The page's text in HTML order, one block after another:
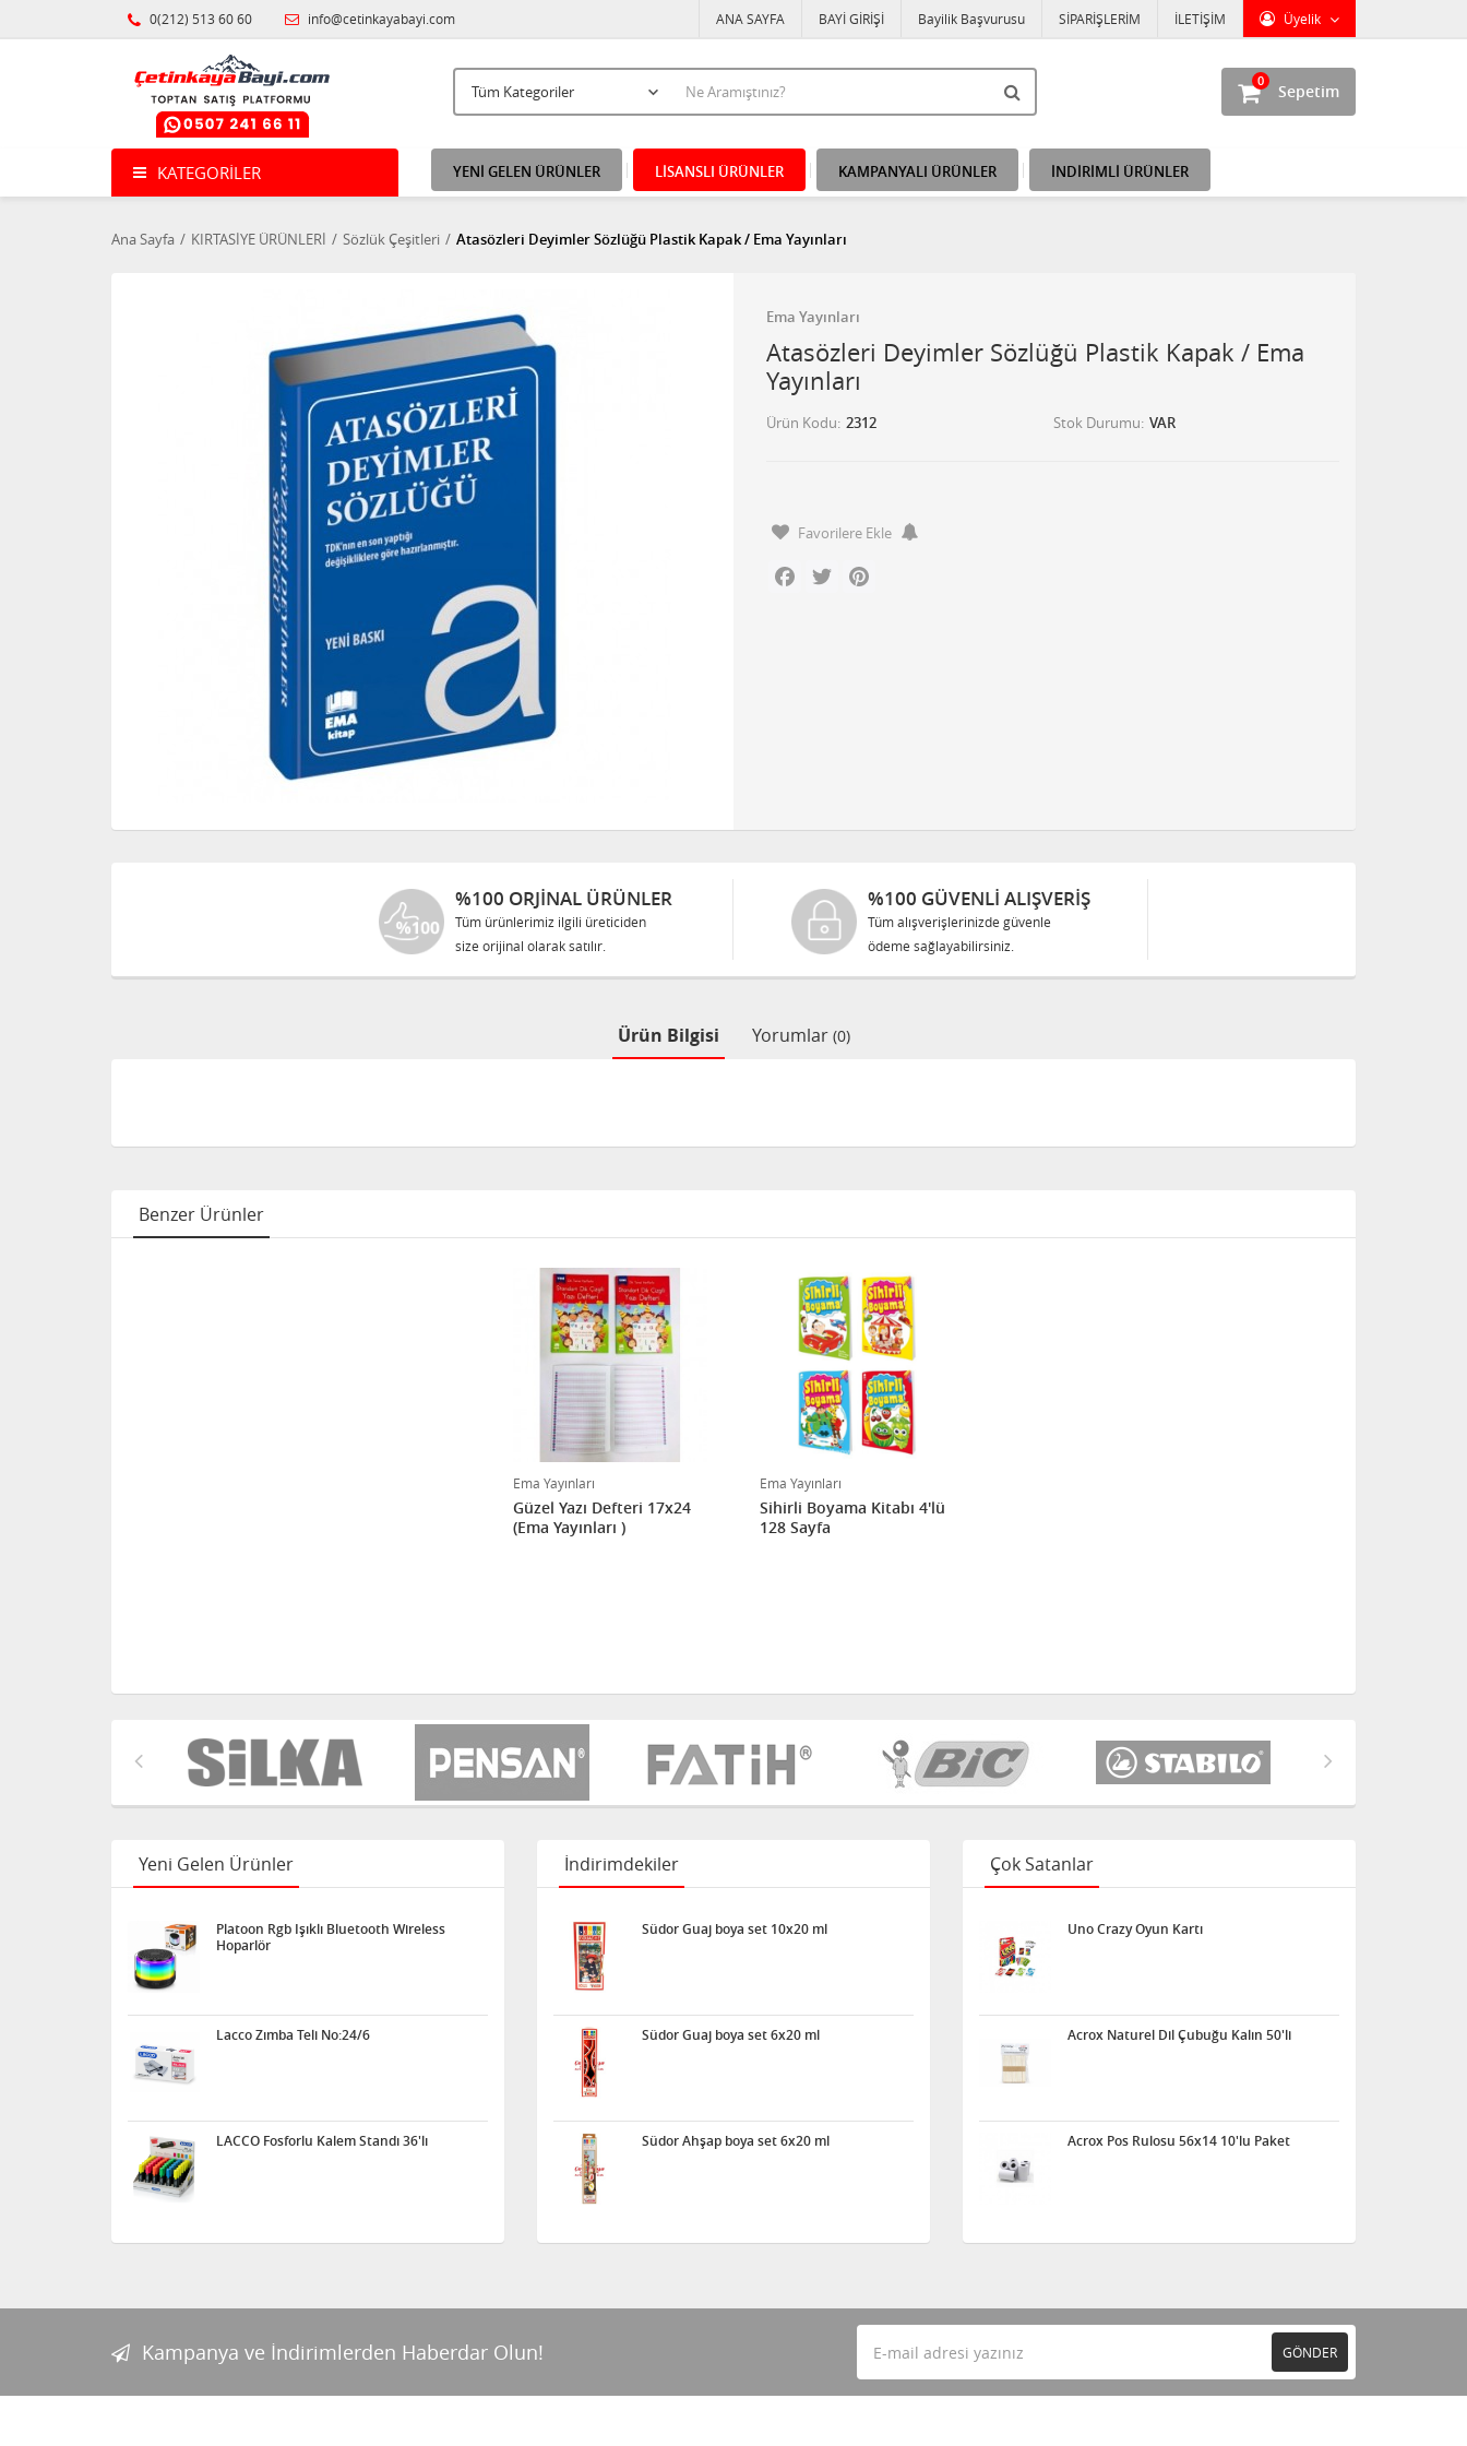
0(212) 513 60 60 info@cetinkayabayi.com Üyelik
ANA SAYFA BAYİ GİRİŞİ Bayilik Başvurusu SİPARİŞLERİM İLETİŞİM
Sepetim
0
KATEGORILER YENİ GELEN ÜRÜNLER LİSANSLI ÜRÜNLER KAMPANYALI ÜRÜNLER İNDİRİMLİ ÜRÜNLER
Ana Sayfa KIRTASİYE ÜRÜNLERİ Sözlük Çeşitleri Atasözleri Deyimler Sözlüğü Plastik Kapak / Ema Yayınları
Ema Yayınları
Atasözleri Deyimler Sözlüğü Plastik Kapak / Ema
Yayınları
Ürün Kodu 2312 Stok Durumu VAR
Favorilere Ekle
Facebook
Twitter
%100 ORJINAL ÜRÜNLER
Tüm ürünlerimiz ilgili üreticiden
size orijinal olarak satılır.
%100 GÜVENLİ ALIŞVERİŞ
Tüm alışverişlerinizde güvenle
ödeme sağlayabilirsiniz.
Ürün Bilgisi Yorumlar (0)
Benzer Ürünler
Ema Yayınları
Güzel Yazı Defteri 17x24
(Ema Yayınları )
Ema Yayınları
Sihirli Boyama Kitabı 4'lü
128 Sayfa
Yeni Gelen Ürünler
Platoon Rgb Işıklı Bluetooth Wireless
Hoparlör
Lacco Zımba Teli No:24/6
LACCO Fosforlu Kalem Standı 36'lı
İndirimdekiler
Südor Guaj boya set 10x20 ml
Südor Guaj boya set 6x20 ml
Südor Ahşap boya set 6x20 ml
Çok Satanlar
Uno Crazy Oyun Kartı
Acrox Naturel Dil Çubuğu Kalın 50'li
Acrox Pos Rulosu 56x14 10'lu Paket
Kampanya ve İndirimlerden Haberdar Olun! GÖNDER